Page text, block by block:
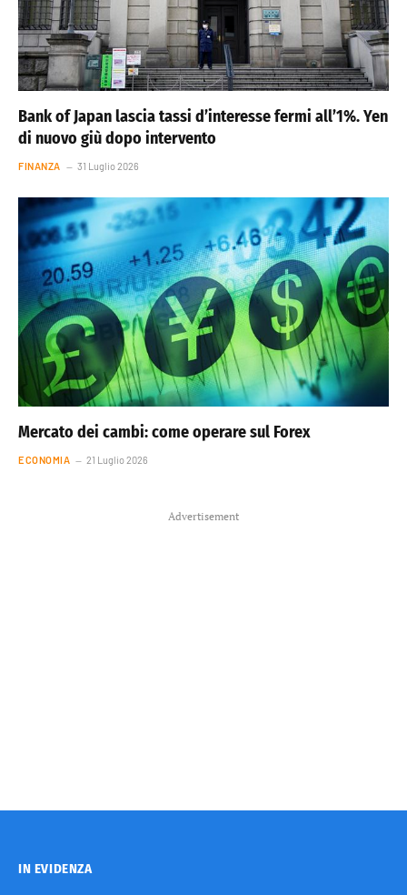
Bank of Japan lascia tassi d’interesse fermi all’1%. Yen
di nuovo giù dopo intervento
FINANZA 31 Luglio 2026
Mercato dei cambi: come operare sul Forex
ECONOMIA 21 Luglio 2026
Advertisement
IN EVIDENZA